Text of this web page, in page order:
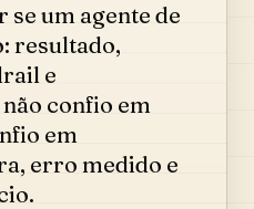
se um agente de
resultado,
e
confio em
em
erro medido e